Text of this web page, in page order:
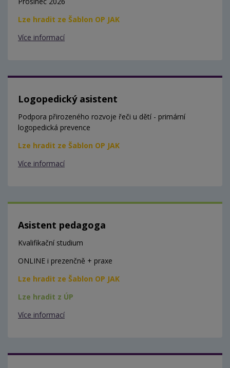
Lze hradit ze Šablon OP JAK
Více informací
Logopedický asistent
Podpora přirozeného rozvoje řeči u dětí - primární
logopedická prevence
Lze hradit ze Šablon OP JAK
Více informací
Asistent pedagoga
Kvalifikační studium
ONLINE i prezenčně + praxe
Lze hradit ze Šablon OP JAK
Lze hradit z ÚP
Více informací